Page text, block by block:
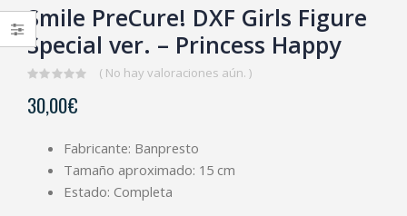
Smile PreCure! DXF Girls Figure
Special ver. – Princess Happy
out
of
( No hay valoraciones aún. )
30,00€
Fabricante: Banpresto
Tamaño aproximado: 15 cm
Estado: Completa